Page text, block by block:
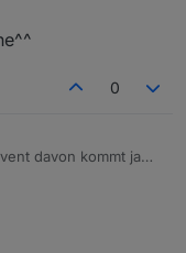
0
davon kommt ja
counter für den
von vorn